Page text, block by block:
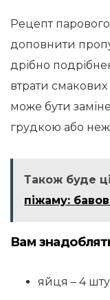
Рецепт
доповнити
дрібно
втрати
може бути
грудкою або
Також буде
піжаму:
Вам
яйця – 4